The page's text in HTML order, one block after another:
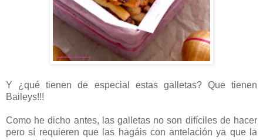
Y ¿qué tienen de especial estas galletas? Que tienen
Baileys!!!
Como he dicho antes, las galletas no son difíciles de hacer
pero sí requieren que las hagáis con antelación ya que la